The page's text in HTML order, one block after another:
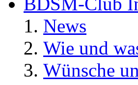
News
Wie und
Wünsche